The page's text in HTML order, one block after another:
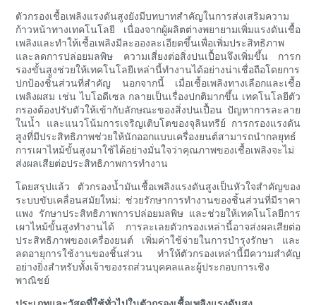
ตัวกรองเชื้อเพลิงแรงดันสูงยังมีบทบาทสำคัญในการส่งเสริมความ
ก้าวหน้าทางเทคโนโลยี เนื่องจากผู้ผลิตต่างพยายามเพิ่มแรงดันเชื้อ
เพลิงและทำให้เชื้อเพลิงมีละอองละเอียดขึ้นเพื่อเพิ่มประสิทธิภาพ
และลดการปล่อยมลพิษ ความเสี่ยงต่อสิ่งปนเปื้อนจึงเพิ่มขึ้น การก
รองขั้นสูงช่วยให้เทคโนโลยีเหล่านี้ทำงานได้อย่างน่าเชื่อถือโดยการ
ปกป้องชิ้นส่วนที่สำคัญ นอกจากนี้ เมื่อเชื้อเพลิงทางเลือกและเชื้อ
เพลิงผสม เช่น ไบโอดีเซล กลายเป็นเรื่องปกติมากขึ้น เทคโนโลยีตัว
กรองต้องปรับตัวให้เข้ากับลักษณะของสิ่งปนเปื้อน ปัญหาการละลาย
ในน้ำ และแนวโน้มการเจริญเติบโตของจุลินทรีย์ การกรองแรงดัน
สูงที่มีประสิทธิภาพช่วยให้นักออกแบบเครื่องยนต์สามารถนำกลยุทธ์
การเผาไหม้ขั้นสูงมาใช้ได้อย่างมั่นใจว่าคุณภาพของเชื้อเพลิงจะไม่
ส่งผลเสียต่อประสิทธิภาพการทำงาน
โดยสรุปแล้ว ตัวกรองน้ำมันเชื้อเพลิงแรงดันสูงเป็นหัวใจสำคัญของ
ระบบขับเคลื่อนสมัยใหม่: ช่วยรักษาการทำงานของชิ้นส่วนที่มีราคา
แพง รักษาประสิทธิภาพการปล่อยมลพิษ และช่วยให้เทคโนโลยีการ
เผาไหม้ขั้นสูงทำงานได้ การละเลยตัวกรองเหล่านี้อาจส่งผลเสียต่อ
ประสิทธิภาพของเครื่องยนต์ เพิ่มค่าใช้จ่ายในการบำรุงรักษา และ
ลดอายุการใช้งานของชิ้นส่วน ทำให้ตัวกรองเหล่านี้มีความสำคัญ
อย่างยิ่งสำหรับทั้งเจ้าของรถส่วนบุคคลและผู้ประกอบการเชิง
พาณิชย์